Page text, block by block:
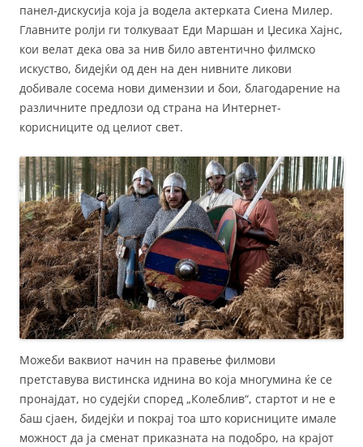
панел-дискусија која ја водела актерката Сиена Милер.
Главните ролји ги толкуваат Еди Маршан и Џесика Хајнс,
кои велат дека ова за нив било автентично филмско
искуство, бидејќи од ден на ден нивните ликови
добивале сосема нови димензии и бои, благодарение на
различните предлози од страна на Интернет-
корисниците од целиот свет.
Можеби ваквиот начин на правење филмови
претставува вистинска иднина во која многумина ќе се
пронајдат, но судејќи според „Колеблив“, стартот и не е
баш сјаен, бидејќи и покрај тоа што корисниците имале
можност да ја сменат приказната на подобро, на крајот